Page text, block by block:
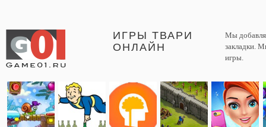
ИГРЫ ТВАРИ
ОНЛАЙН
Мы
закладки.
игры.